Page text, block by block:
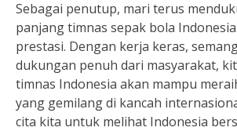
Sebagai penutup, mari terus
panjang timnas sepak bola
prestasi. Dengan kerja keras,
dukungan penuh dari masyarakat,
timnas Indonesia akan mampu
yang gemilang di kancah
cita kita untuk melihat Indonesia